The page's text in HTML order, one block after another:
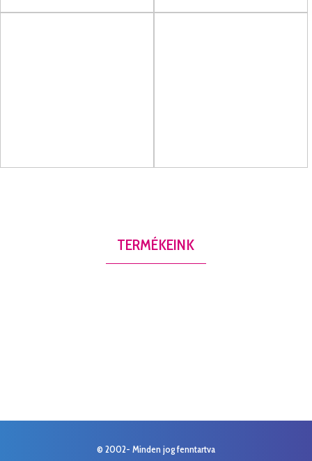
TERMÉKEINK
© 2002- Minden jog fenntartva